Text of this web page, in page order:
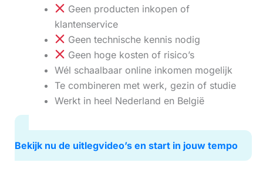
Geen producten inkopen of
klantenservice
Geen technische kennis nodig
Geen hoge kosten of risico’s
Wél schaalbaar online inkomen mogelijk
Te combineren met werk, gezin of studie
Werkt in heel Nederland en België
Bekijk nu de uitlegvideo’s en start in jouw tempo